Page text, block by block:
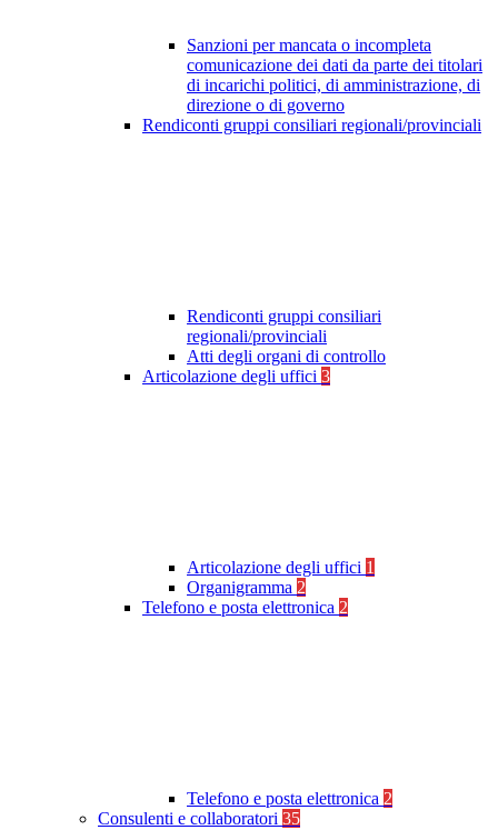
Sanzioni per mancata o incompleta
comunicazione dei dati da parte dei titolari
di incarichi politici, di amministrazione, di
direzione o di governo
Rendiconti gruppi consiliari regionali/provinciali
Rendiconti gruppi consiliari
regionali/provinciali
Atti degli organi di controllo
Articolazione degli uffici 3
Articolazione degli uffici 1
Organigramma 2
Telefono e posta elettronica 2
Telefono e posta elettronica 2
Consulenti e collaboratori 35